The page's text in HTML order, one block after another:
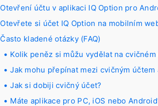
Otevření účtu v aplikaci IQ Option pro
Otevřete si účet IQ Option na mobilním
Často kladené otázky (FAQ)
Kolik peněz si můžu vydělat na cvičném
Jak mohu přepínat mezi cvičným účtem
Jak si dobiji cvičný účet?
Máte aplikace pro PC, iOS nebo